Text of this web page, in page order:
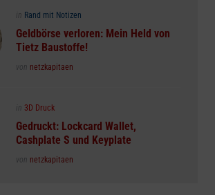
Posted
in Rand mit Notizen
Geldbörse verloren: Mein Held von
Tietz Baustoffe!
Posted
von netzkapitaen
Posted
in 3D Druck
Gedruckt: Lockcard Wallet,
Cashplate S und Keyplate
Posted
von netzkapitaen